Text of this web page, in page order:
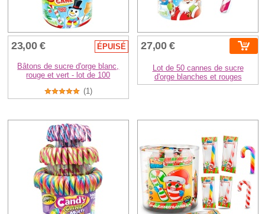
23,00 € ÉPUISÉ
Bâtons de sucre d'orge blanc,
rouge et vert - lot de 100
(1)
27,00 €
Lot de 50 cannes de sucre
d'orge blanches et rouges